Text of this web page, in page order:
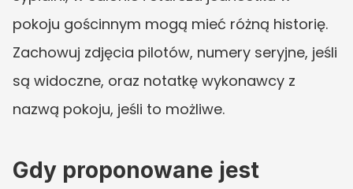
pokoju gościnnym mogą mieć różną historię.
Zachowuj zdjęcia pilotów, numery seryjne, jeśli
są widoczne, oraz notatkę wykonawcy z
nazwą pokoju, jeśli to możliwe.
Gdy proponowane jest